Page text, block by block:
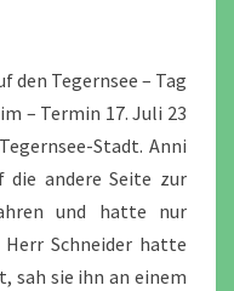
den Tegernsee – Tag
– Termin 17. Juli 23
Stadt. Anni
andere Seite zur
und hatte nur
Schneider hatte
sah sie ihn an einem